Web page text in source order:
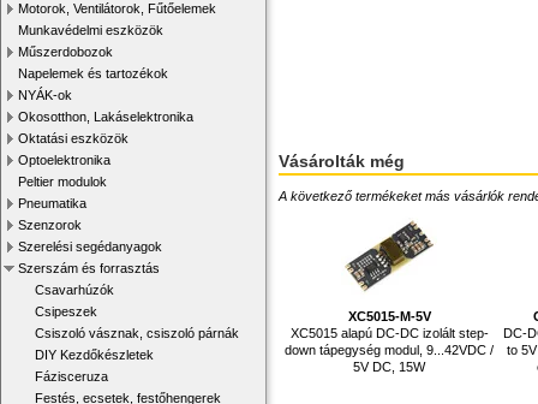
Motorok, Ventilátorok, Fűtőelemek
Munkavédelmi eszközök
Műszerdobozok
Napelemek és tartozékok
NYÁK-ok
Okosotthon, Lakáselektronika
Oktatási eszközök
Optoelektronika
Peltier modulok
Pneumatika
Szenzorok
Szerelési segédanyagok
Szerszám és forrasztás
Csavarhúzók
Csipeszek
Csiszoló vásznak, csiszoló párnák
DIY Kezdőkészletek
Fázisceruza
Festés, ecsetek, festőhengerek
Vásárolták még
A következő termékeket más vásárlók
XC5015-M-5V
XC5015 alapú DC-DC izolált step-
down tápegység modul, 9...42VDC /
5V DC, 15W
DC-
to